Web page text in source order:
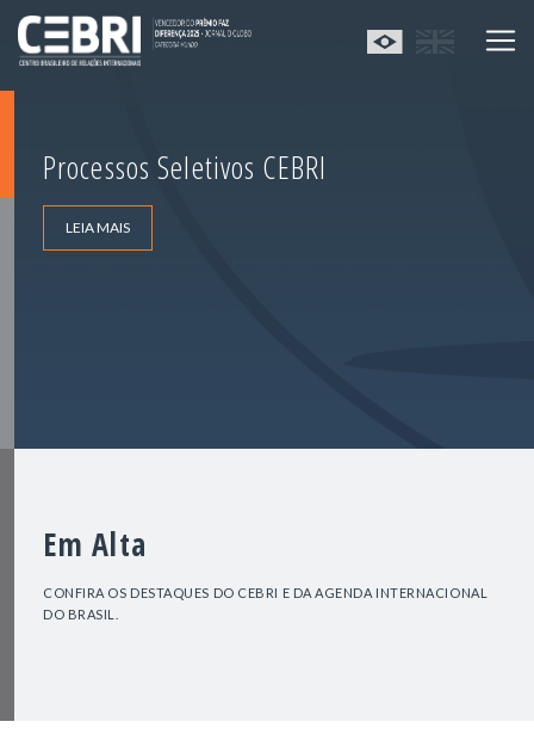
Processos Seletivos CEBRI
LEIA MAIS
Em Alta
CONFIRA OS DESTAQUES DO CEBRI E DA AGENDA INTERNACIONAL
DO BRASIL.